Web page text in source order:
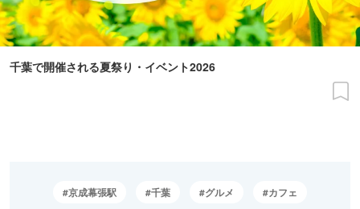
千葉で開催される夏祭り・イベント2026
京成幕張駅 千葉 グルメ カフェ